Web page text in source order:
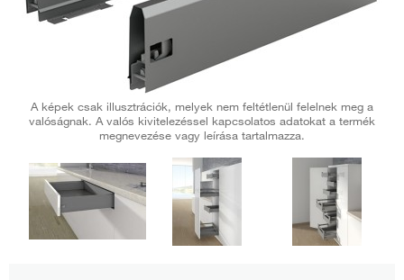
A képek csak illusztrációk, melyek nem feltétlenül felelnek meg a
valóságnak. A valós kivitelezéssel kapcsolatos adatokat a termék
megnevezése vagy leírása tartalmazza.